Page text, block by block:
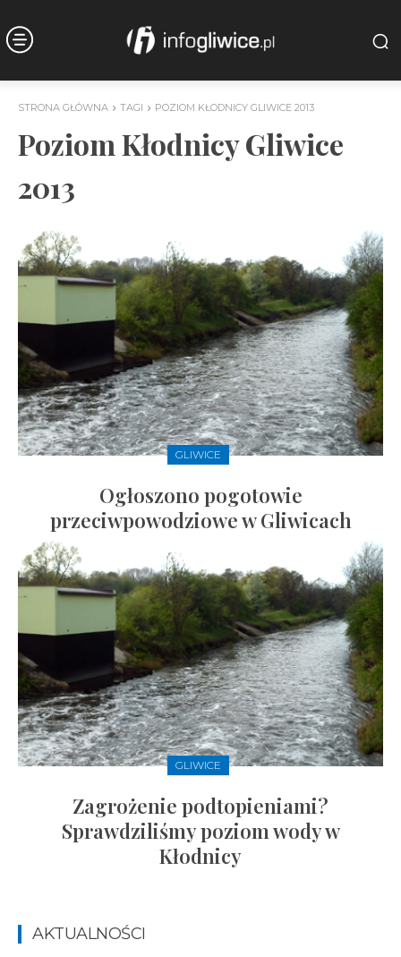
STRONA GŁÓWNA TAGI POZIOM KŁODNICY GLIWICE 2013
Poziom Kłodnicy Gliwice
2013
GLIWICE
Ogłoszono pogotowie
przeciwpowodziowe w Gliwicach
GLIWICE
Zagrożenie podtopieniami?
Sprawdziliśmy poziom wody w
Kłodnicy
AKTUALNOŚCI